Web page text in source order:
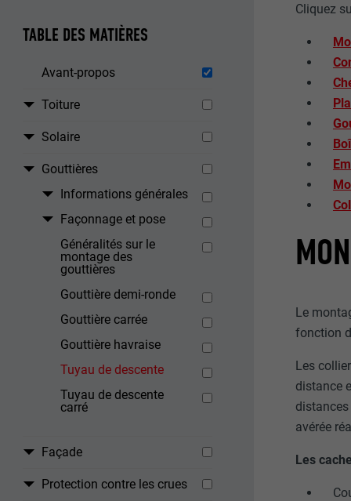
TABLE DES MATIÈRES
Avant-propos
Toiture
Solaire
Gouttières
Informations générales
Façonnage et pose
Généralités sur le
montage des
gouttières
Gouttière demi-ronde
Gouttière carrée
Gouttière havraise
Tuyau de descente
Tuyau de descente
carré
Façade
Protection contre les crues
Cliquez
Le
fonction
Les
distance
avérée
Les